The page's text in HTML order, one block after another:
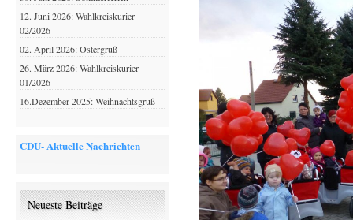
12. Juni 2026: Wahlkreiskurier
02/2026
02. April 2026: Ostergruß
26. März 2026: Wahlkreiskurier
01/2026
16.Dezember 2025: Weihnachtsgruß
CDU- Aktuelle Nachrichten
Neueste Beiträge